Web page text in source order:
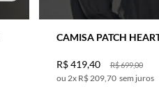
CAMISA PATCH
R$699,00
R$ 419,40
2x R$ 209,70 sem juros